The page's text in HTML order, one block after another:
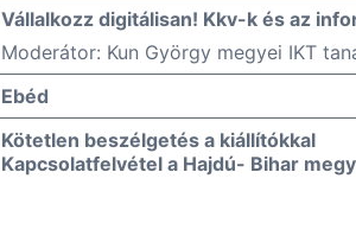
Vállalkozz digitálisan! Kkv-k és az
Moderátor: Kun György megyei IKT
Ebéd
Kötetlen beszélgetés a kiállítókkal
Kapcsolatfelvétel a Hajdú- Bihar